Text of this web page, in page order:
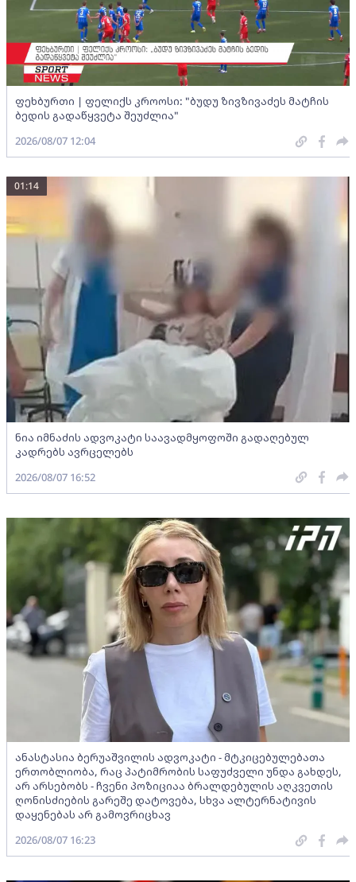
ფეხბურთი | ფელიქს კროოსი: "ბუდუ ზივზივაძეს მატჩის
ბედის გადაწყვეტა შეუძლია"
2026/08/07 12:04
ნია იმნაძის ადვოკატი საავადმყოფოში გადაღებულ
კადრებს ავრცელებს
01:14
2026/08/07 16:52
ანასტასია ბერუაშვილის ადვოკატი - მტკიცებულებათა
ერთობლიობა, რაც პატიმრობის საფუძველი უნდა გახდეს,
არ არსებობს - ჩვენი პოზიციაა ბრალდებულის აღკვეთის
ღონისძიების გარეშე დატოვება, სხვა ალტერნატივის
დაყენებას არ გამოვრიცხავ
2026/08/07 16:23